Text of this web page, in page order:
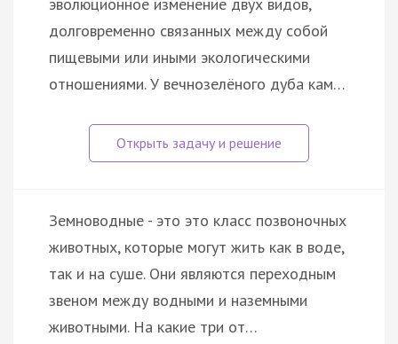
долговременно связанных между собой
пищевыми или иными экологическими
отношениями. У вечнозелёного дуба кам…
Земноводные - это это класс позвоночных
животных, которые могут жить как в воде,
так и на суше. Они являются переходным
звеном между водными и наземными
животными. На какие три от…